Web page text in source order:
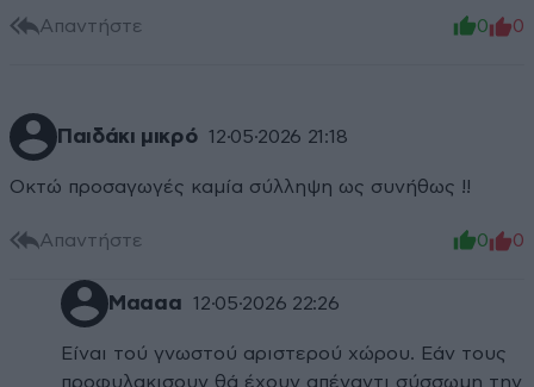
Απαντήστε 0 0
Παιδάκι μικρό 12·05·2026 21:18
Οκτώ προσαγωγές καμία σύλληψη ως συνήθως !!
Απαντήστε 0 0
Μαααα 12·05·2026 22:26
Είναι τού γνωστού αριστερού χώρου. Εάν τους
προφυλακισουν θά έχουν απέναντι σύσσωμη την